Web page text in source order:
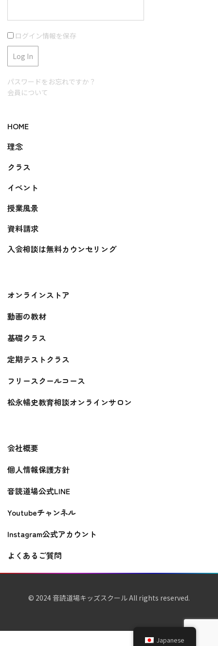
ログイン情報を保存
パスワードをお忘れですか？
会員について
HOME
理念
クラス
イベント
授業風景
資料請求
入会相談は無料カウンセリング
オンラインストア
動画の教材
基礎クラス
定期テストクラス
フリースクールコース
松永暢史教育相談オンラインサロン
会社概要
個人情報保護方針
音読道場公式LINE
Youtubeチャンネル
Instagram公式アカウント
よくあるご質問
© 2024 音読道場キッズスクール All rights reserved.
Japanese